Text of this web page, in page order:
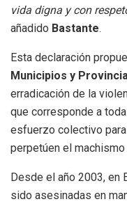
vida digna y con
añadido Bastante.
Esta declaración
Municipios y
erradicación de la
que corresponde a
esfuerzo colectivo
perpetúen el
Desde el año 2003, en
sido asesinadas en